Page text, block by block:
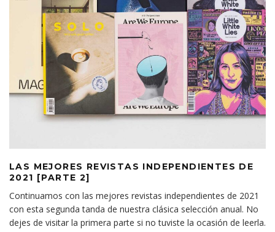
LAS MEJORES REVISTAS INDEPENDIENTES DE
2021 [PARTE 2]
Continuamos con las mejores revistas independientes de 2021
con esta segunda tanda de nuestra clásica selección anual. No
dejes de visitar la primera parte si no tuviste la ocasión de leerla.